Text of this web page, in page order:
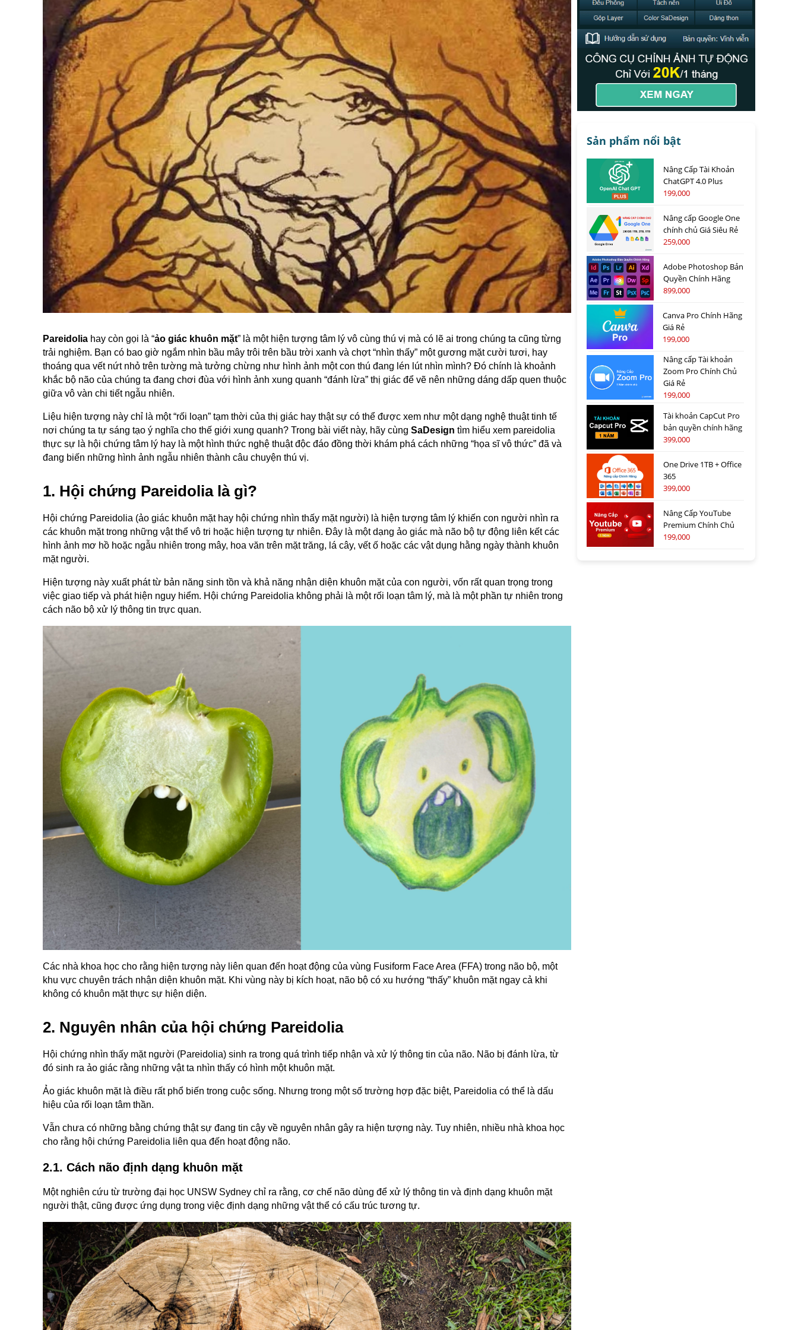
Pareidolia hay còn gọi là “ảo giác khuôn mặt” là một hiện tượng tâm lý vô cùng thú vị mà có lẽ ai trong chúng ta cũng từng
trải nghiệm. Bạn có bao giờ ngắm nhìn bầu mây trôi trên bầu trời xanh và chợt “nhìn thấy” một gương mặt cười tươi, hay
thoáng qua vết nứt nhỏ trên tường mà tưởng chừng như hình ảnh một con thú đang lén lút nhìn mình? Đó chính là khoảnh
khắc bộ não của chúng ta đang chơi đùa với hình ảnh xung quanh “đánh lừa” thị giác để vẽ nên những dáng dấp quen thuộc
giữa vô vàn chi tiết ngẫu nhiên.
Liệu hiện tượng này chỉ là một “rối loạn” tạm thời của thị giác hay thật sự có thể được xem như một dạng nghệ thuật tinh tế
nơi chúng ta tự sáng tạo ý nghĩa cho thế giới xung quanh? Trong bài viết này, hãy cùng SaDesign tìm hiểu xem pareidolia
thực sự là hội chứng tâm lý hay là một hình thức nghệ thuật độc đáo đồng thời khám phá cách những “họa sĩ vô thức” đã và
đang biến những hình ảnh ngẫu nhiên thành câu chuyện thú vị.
1. Hội chứng Pareidolia là gì?
Hội chứng Pareidolia (ảo giác khuôn mặt hay hội chứng nhìn thấy mặt người) là hiện tượng tâm lý khiến con người nhìn ra
các khuôn mặt trong những vật thể vô tri hoặc hiện tượng tự nhiên. Đây là một dạng ảo giác mà não bộ tự động liên kết các
hình ảnh mơ hồ hoặc ngẫu nhiên trong mây, hoa văn trên mặt trăng, lá cây, vết ố hoặc các vật dụng hằng ngày thành khuôn
mặt người.
Hiện tượng này xuất phát từ bản năng sinh tồn và khả năng nhận diện khuôn mặt của con người, vốn rất quan trọng trong
việc giao tiếp và phát hiện nguy hiểm. Hội chứng Pareidolia không phải là một rối loạn tâm lý, mà là một phần tự nhiên trong
cách não bộ xử lý thông tin trực quan.
Các nhà khoa học cho rằng hiện tượng này liên quan đến hoạt động của vùng Fusiform Face Area (FFA) trong não bộ, một
khu vực chuyên trách nhận diện khuôn mặt. Khi vùng này bị kích hoạt, não bộ có xu hướng “thấy” khuôn mặt ngay cả khi
không có khuôn mặt thực sự hiện diện.
2. Nguyên nhân của hội chứng Pareidolia
Hội chứng nhìn thấy mặt người (Pareidolia) sinh ra trong quá trình tiếp nhận và xử lý thông tin của não. Não bị đánh lừa, từ
đó sinh ra ảo giác rằng những vật ta nhìn thấy có hình một khuôn mặt.
Ảo giác khuôn mặt là điều rất phổ biến trong cuộc sống. Nhưng trong một số trường hợp đặc biệt, Pareidolia có thể là dấu
hiệu của rối loạn tâm thần.
Vẫn chưa có những bằng chứng thật sự đang tin cậy về nguyên nhân gây ra hiện tượng này. Tuy nhiên, nhiều nhà khoa học
cho rằng hội chứng Pareidolia liên qua đến hoạt động não.
2.1. Cách não định dạng khuôn mặt
Một nghiên cứu từ trường đại học UNSW Sydney chỉ ra rằng, cơ chế não dùng để xử lý thông tin và định dạng khuôn mặt
người thật, cũng được ứng dụng trong việc định dạng những vật thể có cấu trúc tương tự.
Sản phẩm nổi bật
Nâng Cấp Tài Khoản
ChatGPT 4.0 Plus
199,000
Nâng cấp Google One
chính chủ Giá Siêu Rẻ
259,000
Adobe Photoshop Bản
Quyền Chính Hãng
899,000
Canva Pro Chính Hãng
Giá Rẻ
199,000
Nâng cấp Tài khoản
Zoom Pro Chính Chủ
Giá Rẻ
199,000
Tài khoản CapCut Pro
bản quyền chính hãng
399,000
One Drive 1TB + Office
365
399,000
Nâng Cấp YouTube
Premium Chính Chủ
199,000